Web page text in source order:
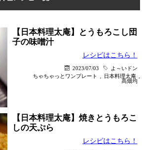
【日本料理太庵】とうもろこし団
子の味噌汁
レシピはこちら！
2023/07/03
よ～いドン
ちゃちゃっとワンプレート
日本料理太庵
髙畑均
【日本料理太庵】焼きとうもろこ
しの天ぷら
レシピはこちら！